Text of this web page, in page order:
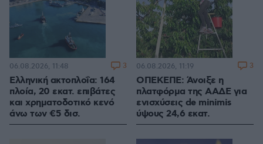
Ελληνική ακτοπλοΐα: 164
πλοία, 20 εκατ. επιβάτες
και χρηματοδοτικό κενό
άνω των €5 δισ.
06.08.2026, 11:48 3
ΟΠΕΚΕΠΕ: Άνοιξε η
πλατφόρμα της ΑΑΔΕ για
ενισχύσεις de minimis
ύψους 24,6 εκατ.
06.08.2026, 11:19 3